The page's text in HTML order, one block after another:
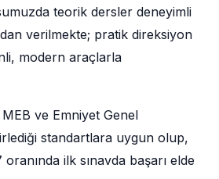
teorik dersler deneyimli
verilmekte; pratik direksiyon
modern araçlarla
MEB ve Emniyet Genel
standartlara uygun olup,
ilk sınavda başarı elde